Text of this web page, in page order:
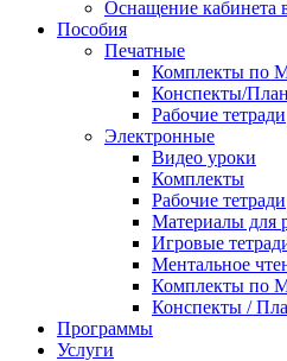
Оснащение кабинета
Пособия
Печатные
Комплекты по
Конспекты/
Рабочие тетради
Электронные
Видео уроки
Комплекты
Рабочие тетради
Материалы для
Игровые
Ментальное
Комплекты по
Конспекты /
Программы
Услуги